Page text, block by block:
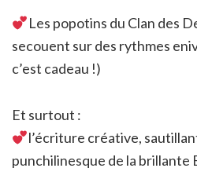
Les popotins du Clan des
secouent sur des rythmes
c’est cadeau !)
Et surtout :
l’écriture créative,
punchilinesque de la brillante